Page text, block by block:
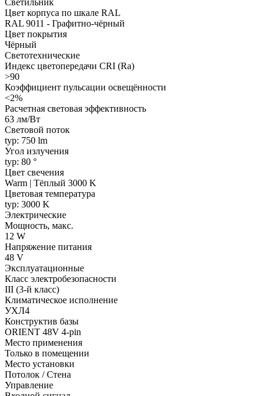
Цвет корпуса по шкале RAL
RAL 9011 - Графитно-чёрный
Цвет покрытия
Чёрный
Светотехнические
Индекс цветопередачи CRI (Ra)
>90
Коэффициент пульсации освещённости
<2%
Расчетная световая эффективность
63 лм/Вт
Световой поток
typ: 750 lm
Угол излучения
typ: 80 °
Цвет свечения
Warm | Тёплый 3000 K
Цветовая температура
typ: 3000 K
Электрические
Мощность, макс.
12 W
Напряжение питания
48 V
Эксплуатационные
Класс электробезопасности
III (3-й класс)
Климатическое исполнение
УХЛ4
Конструктив базы
ORIENT 48V 4-pin
Место применения
Только в помещении
Место установки
Потолок / Cтена
Управление